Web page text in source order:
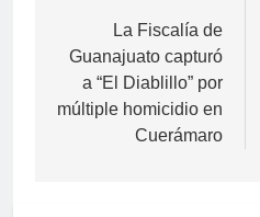
La Fiscalía de
Guanajuato capturó
a “El Diablillo” por
múltiple homicidio en
Cuerámaro